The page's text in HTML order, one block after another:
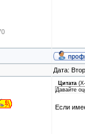
Дата:
Цитата (
Давайте
Если